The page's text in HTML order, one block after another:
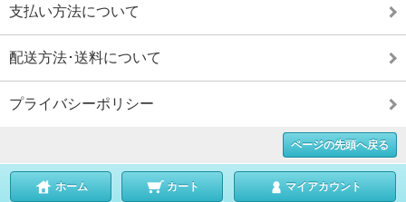
支払い方法について
配送方法･送料について
プライバシーポリシー
ページの先頭へ戻る
ホーム カート マイアカウント